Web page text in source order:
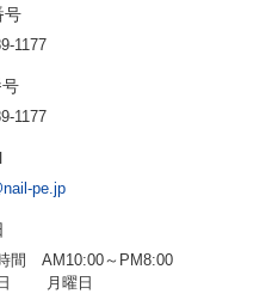
号
1177
号
1177
pe.jp
間 AM10:00～PM8:00
日 月曜日